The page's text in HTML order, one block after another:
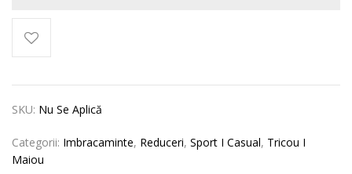
SKU: Nu Se Aplică
Categorii: Imbracaminte, Reduceri, Sport I Casual, Tricou I
Maiou